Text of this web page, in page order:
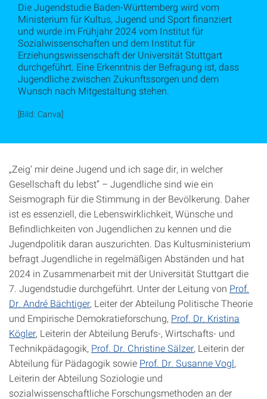
Die Jugendstudie Baden-Württemberg wird vom
Ministerium für Kultus, Jugend und Sport finanziert
und wurde im Frühjahr 2024 vom Institut für
Sozialwissenschaften und dem Institut für
Erziehungswissenschaft der Universität Stuttgart
durchgeführt. Eine Erkenntnis der Befragung ist, dass
Jugendliche zwischen Zukunftssorgen und dem
Wunsch nach Mitgestaltung stehen.
[Bild: Canva]
„Zeig‘ mir deine Jugend und ich sage dir, in welcher
Gesellschaft du lebst” – Jugendliche sind wie ein
Seismograph für die Stimmung in der Bevölkerung. Daher
ist es essenziell, die Lebenswirklichkeit, Wünsche und
Befindlichkeiten von Jugendlichen zu kennen und die
Jugendpolitik daran auszurichten. Das Kultusministerium
befragt Jugendliche in regelmäßigen Abständen und hat
2024 in Zusammenarbeit mit der Universität Stuttgart die
7. Jugendstudie durchgeführt. Unter der Leitung von Prof.
Dr. André Bächtiger, Leiter der Abteilung Politische Theorie
und Empirische Demokratieforschung, Prof. Dr. Kristina
Kögler, Leiterin der Abteilung Berufs-, Wirtschafts- und
Technikpädagogik, Prof. Dr. Christine Sälzer, Leiterin der
Abteilung für Pädagogik sowie Prof. Dr. Susanne Vogl,
Leiterin der Abteilung Soziologie und
sozialwissenschaftliche Forschungsmethoden an der